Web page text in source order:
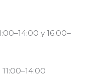
y 16:00–